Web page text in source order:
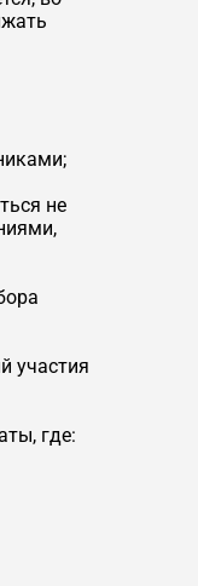
не
участия
где: